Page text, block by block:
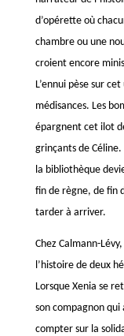
d’opérette où
chambre ou une
croient encore
L’ennui pèse sur
médisances. Les
épargnent cet ilot
grinçants de
la bibliothèque
fin de règne, de fin
tarder à arriver.
Chez Calmann-Lévy,
l’histoire de deux
Lorsque Xenia se
son compagnon qui
compter sur la